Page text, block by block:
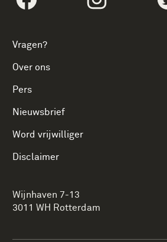
Vragen?
Over ons
Pers
Nieuwsbrief
Word vrijwilliger
Disclaimer
Wijnhaven 7-13
3011 WH Rotterdam